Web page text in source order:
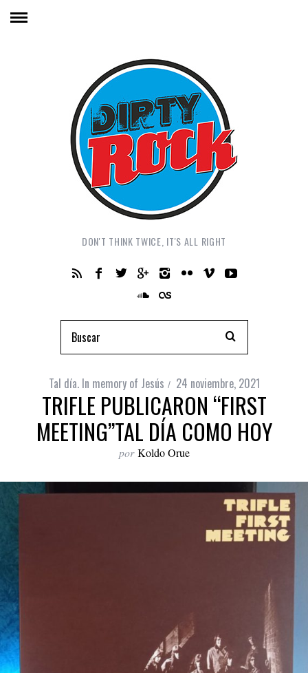
DON'T THINK TWICE, IT'S ALL RIGHT
Tal día. In memory of Jesús 24 noviembre, 2021
TRIFLE PUBLICARON “FIRST
MEETING”TAL DÍA COMO HOY
por Koldo Orue